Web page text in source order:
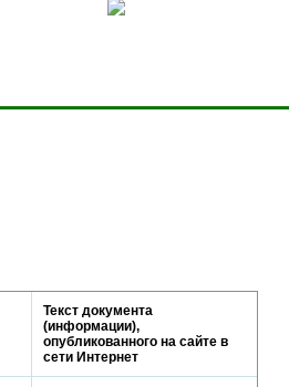
Текст документа
(информации),
опубликованного на сайте в
сети Интернет